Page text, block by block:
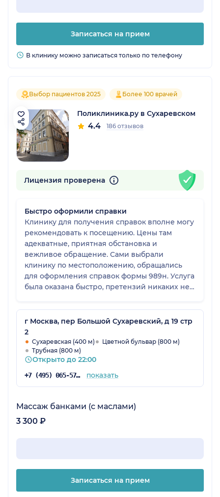
Записаться на прием
В клинику можно записаться только по телефону
Выбор пациентов 2025 Более 100 врачей
Поликлиника.ру в Сухаревском
4.4 186 отзывов
Лицензия проверена
Быстро оформили справки
Клинику для получения справок вполне могу
рекомендовать к посещению. Цены там
адекватные, приятная обстановка и
вежливое обращение. Сами выбрали
клинику по местоположению, обращались
для оформления справок формы 989н. Услуга
была оказана быстро, претензий никаких нет.
работать, чтобы привлекать пациента.
г Москва, пер Большой Сухаревский, д 19 стр
2
Сухаревская (400 м)
Цветной бульвар (800 м)
Трубная (800 м)
Открыто до 22:00
+7 (495) 065-57-73 показать
Массаж банками (с маслами)
3 300 ₽
Записаться на прием